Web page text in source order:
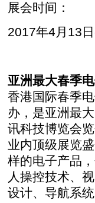
展会时间：
2017年4月13
亚洲最大春季
香港国际春季
办，是亚洲最
讯科技博览会
业内顶级展览
样的电子产品
人操控技术、
设计、导航系